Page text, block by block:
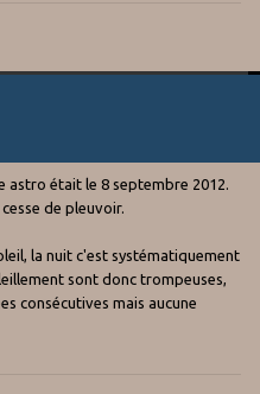
astro était le 8 septembre 2012.
de pleuvoir.
la nuit c'est systématiquement
sont donc trompeuses,
consécutives mais aucune